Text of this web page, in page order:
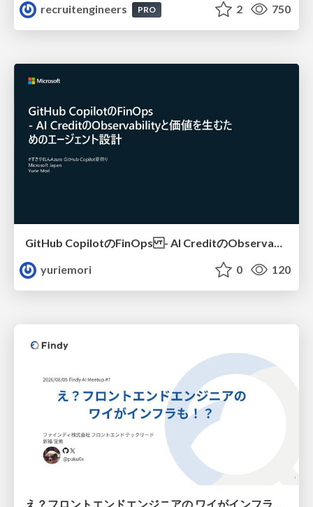
recruitengineers
PRO 2 750
GitHub CopilotのFinOps - AI CreditのObservabilityと価値を生むためのエージェント設計
yuriemori
0 120